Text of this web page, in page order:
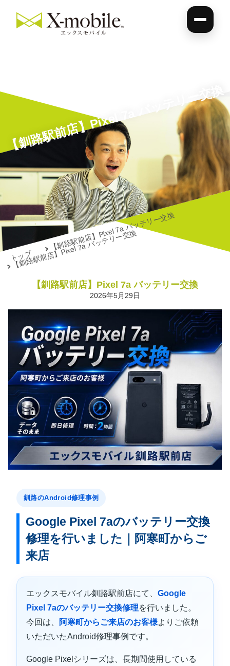
【釧路駅前店】Pixel 7a バッテリー交換
トップ
【釧路駅前店】Pixel 7a バッテリー交換
【釧路駅前店】Pixel 7a バッテリー交換
【釧路駅前店】Pixel 7a バッテリー交換
2026年5月29日
釧路のAndroid修理事例
Google Pixel 7aのバッテリー交換
修理を行いました｜阿寒町からご
来店
エックスモバイル釧路駅前店にて、 Google
Pixel 7aのバッテリー交換修理を行いました。
今回は、
阿寒町からご来店のお客様よりご依頼
いただいたAndroid修理事例です。
Google Pixelシリーズは、長期間使用している